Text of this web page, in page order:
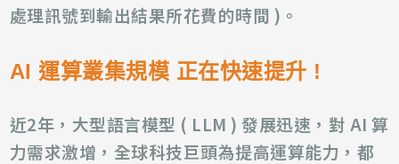
處理訊號到輸出結果所花費的時間 )。
AI 運算叢集規模 正在快速提升 !
近2年，大型語言模型 ( LLM ) 發展迅速，對 AI 算
力需求激增，全球科技巨頭為提高運算能力，都